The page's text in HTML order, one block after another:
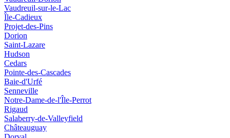
Vaudreuil-sur-le-Lac
Île-Cadieux
Projet-des-Pins
Dorion
Saint-Lazare
Hudson
Cedars
Pointe-des-Cascades
Baie-d'Urfé
Senneville
Notre-Dame-de-l'Île-Perrot
Rigaud
Salaberry-de-Valleyfield
Châteauguay